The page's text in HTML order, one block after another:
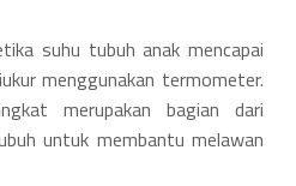
suhu tubuh anak mencapai
menggunakan termometer.
merupakan bagian dari
untuk membantu melawan